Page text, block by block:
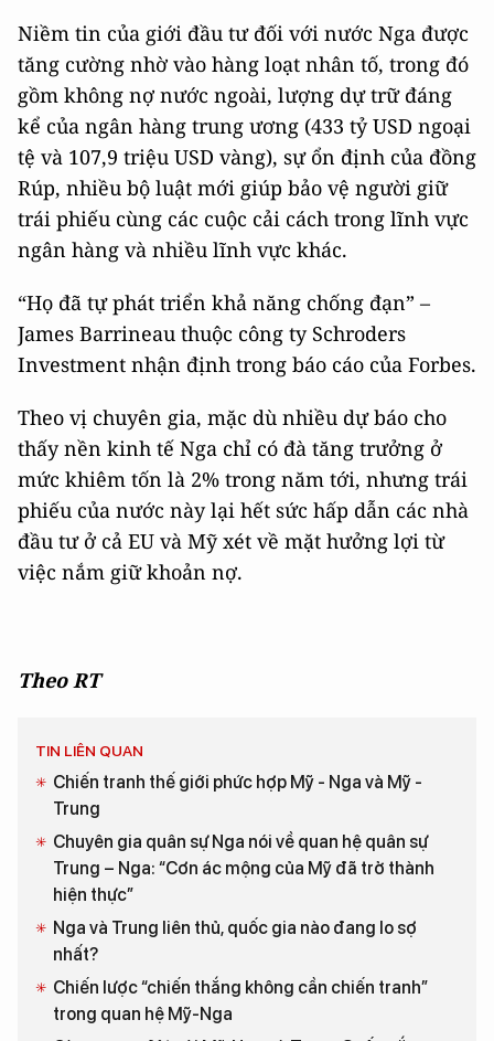
Niềm tin của giới đầu tư đối với nước Nga được
tăng cường nhờ vào hàng loạt nhân tố, trong đó
gồm không nợ nước ngoài, lượng dự trữ đáng
kể của ngân hàng trung ương (433 tỷ USD ngoại
tệ và 107,9 triệu USD vàng), sự ổn định của đồng
Rúp, nhiều bộ luật mới giúp bảo vệ người giữ
trái phiếu cùng các cuộc cải cách trong lĩnh vực
ngân hàng và nhiều lĩnh vực khác.
“Họ đã tự phát triển khả năng chống đạn” –
James Barrineau thuộc công ty Schroders
Investment nhận định trong báo cáo của Forbes.
Theo vị chuyên gia, mặc dù nhiều dự báo cho
thấy nền kinh tế Nga chỉ có đà tăng trưởng ở
mức khiêm tốn là 2% trong năm tới, nhưng trái
phiếu của nước này lại hết sức hấp dẫn các nhà
đầu tư ở cả EU và Mỹ xét về mặt hưởng lợi từ
việc nắm giữ khoản nợ.
Theo RT
TIN LIÊN QUAN
Chiến tranh thế giới phức hợp Mỹ - Nga và Mỹ -
Trung
Chuyên gia quân sự Nga nói về quan hệ quân sự
Trung – Nga: “Cơn ác mộng của Mỹ đã trở thành
hiện thực”
Nga và Trung liên thủ, quốc gia nào đang lo sợ
nhất?
Chiến lược “chiến thắng không cần chiến tranh”
trong quan hệ Mỹ-Nga